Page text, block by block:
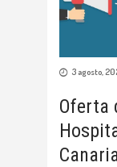
3 agosto,
Oferta